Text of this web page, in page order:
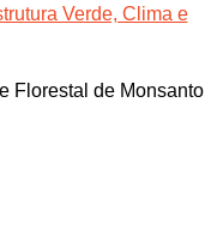
Verde, Clima e
Florestal de Monsanto